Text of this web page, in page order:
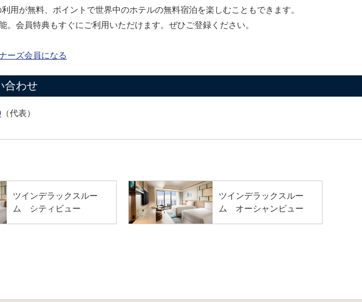
用が無料、ポイントで世界中のホテルの無料宿泊を楽しむこともできます。
。会員特典もすぐにご利用いただけます。ぜひご登録ください。
ーズ会員になる
合わせ
（代表）
ツインデラックスルー
ム シティビュー
ツインデラックスルー
ム オーシャンビュー